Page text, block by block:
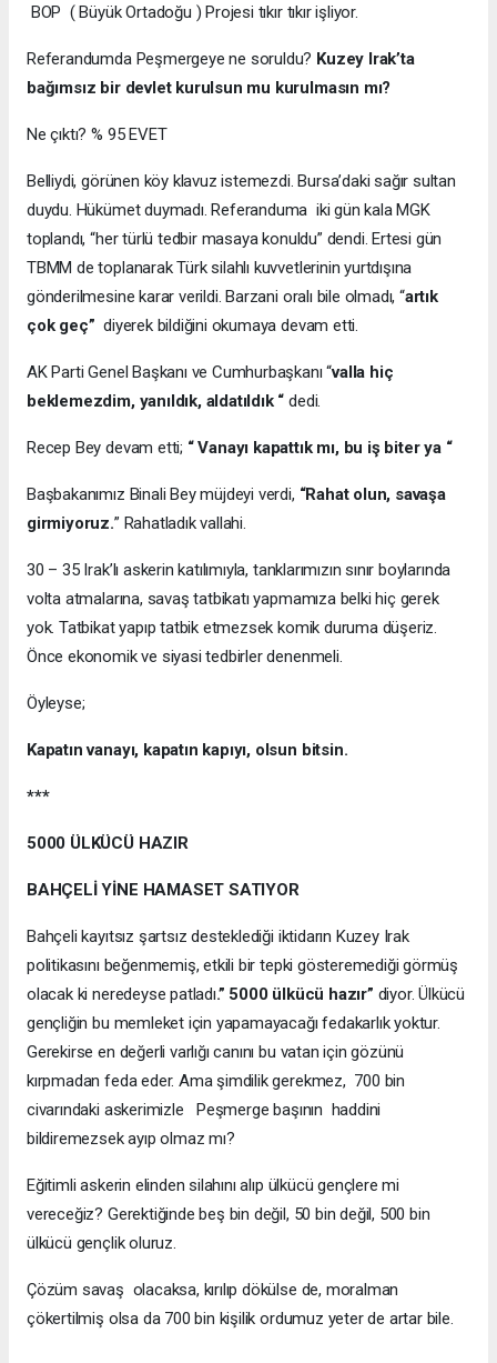
BOP ( Büyük Ortadoğu ) Projesi tıkır tıkır işliyor.
Referandumda Peşmergeye ne soruldu? Kuzey Irak’ta
bağımsız bir devlet kurulsun mu kurulmasın mı?
Ne çıktı? % 95 EVET
Belliydi, görünen köy klavuz istemezdi. Bursa’daki sağır sultan
duydu. Hükümet duymadı. Referanduma iki gün kala MGK
toplandı, “her türlü tedbir masaya konuldu” dendi. Ertesi gün
TBMM de toplanarak Türk silahlı kuvvetlerinin yurtdışına
gönderilmesine karar verildi. Barzani oralı bile olmadı, “artık
çok geç” diyerek bildiğini okumaya devam etti.
AK Parti Genel Başkanı ve Cumhurbaşkanı “valla hiç
beklemezdim, yanıldık, aldatıldık “dedi.
Recep Bey devam etti; “ Vanayı kapattık mı, bu iş biter ya “
Başbakanımız Binali Bey müjdeyi verdi, “Rahat olun, savaşa
girmiyoruz.” Rahatladık vallahi.
30 – 35 Irak’lı askerin katılımıyla, tanklarımızın sınır boylarında
volta atmalarına, savaş tatbikatı yapmamıza belki hiç gerek
yok. Tatbikat yapıp tatbik etmezsek komik duruma düşeriz.
Önce ekonomik ve siyasi tedbirler denenmeli.
Öyleyse;
Kapatın vanayı, kapatın kapıyı, olsun bitsin.
***
5000 ÜLKÜCÜ HAZIR
BAHÇELİ YİNE HAMASET SATIYOR
Bahçeli kayıtsız şartsız desteklediği iktidarın Kuzey Irak
politikasını beğenmemiş, etkili bir tepki gösteremediği görmüş
olacak ki neredeyse patladı.” 5000 ülkücü hazır” diyor. Ülkücü
gençliğin bu memleket için yapamayacağı fedakarlık yoktur.
Gerekirse en değerli varlığı canını bu vatan için gözünü
kırpmadan feda eder. Ama şimdilik gerekmez, 700 bin
civarındaki askerimizle Peşmerge başının haddini
bildiremezsek ayıp olmaz mı?
Eğitimli askerin elinden silahını alıp ülkücü gençlere mi
vereceğiz? Gerektiğinde beş bin değil, 50 bin değil, 500 bin
ülkücü gençlik oluruz.
Çözüm savaş olacaksa, kırılıp dökülse de, moralman
çökertilmiş olsa da 700 bin kişilik ordumuz yeter de artar bile.